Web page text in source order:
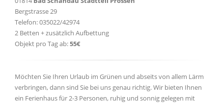
Bergstrasse 29
Telefon: 035022/42974
2 Betten + zusätzlich Aufbettung
Objekt pro Tag ab:55€
Möchten Sie Ihren Urlaub im Grünen und abseits von allem Lärm
verbringen, dann sind Sie bei uns genau richtig. Wir bieten Ihnen
ein Ferienhaus für 2-3 Personen, ruhig und sonnig gelegen mit